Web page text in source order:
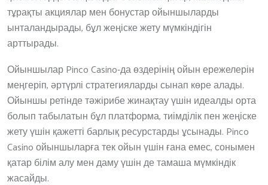
тұрақты акциялар мен бонустар ойыншыларды
ынталандырады, бұл жеңіске жету мүмкіндігін
арттырады.
Ойыншылар Pinco Casino-да өздерінің ойын ережелерін
меңгеріп, әртүрлі стратегияларды сынап көре алады.
Ойыншы ретінде тәжірибе жинақтау үшін идеалды орта
болып табылатын бұл платформа, тиімділік пен жеңіске
жету үшін қажетті барлық ресурстарды ұсынады. Pinco
Casino ойыншыларға тек ойын үшін ғана емес, сонымен
қатар білім алу мен даму үшін де тамаша мүмкіндік
жасайды.